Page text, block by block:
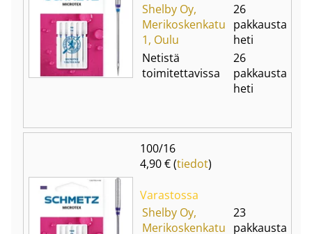
Shelby Oy,
Merikoskenkatu
1, Oulu
26
pakkausta
heti
Netistä
toimitettavissa
26
pakkausta
heti
100/16
4,90 € (tiedot)
Varastossa
Shelby Oy,
Merikoskenkatu
23
pakkausta